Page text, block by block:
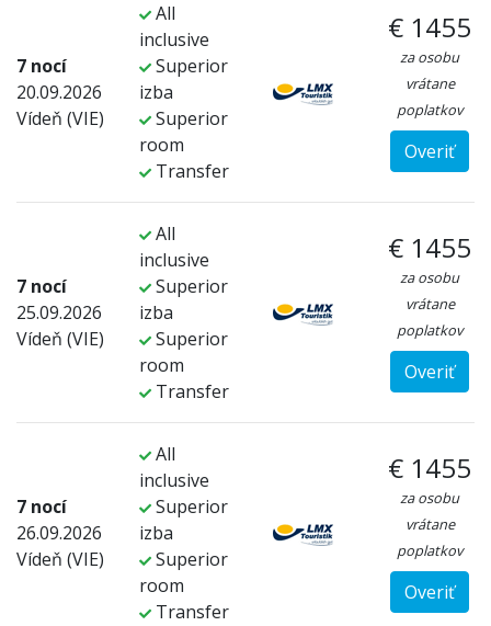
7 nocí
20.09.2026
Vídeň (VIE)
All
inclusive
Superior
izba
Superior
room
Transfer
€ 1455
za osobu
vrátane
poplatkov
Overiť
7 nocí
25.09.2026
Vídeň (VIE)
All
inclusive
Superior
izba
Superior
room
Transfer
€ 1455
za osobu
vrátane
poplatkov
Overiť
7 nocí
26.09.2026
Vídeň (VIE)
All
inclusive
Superior
izba
Superior
room
Transfer
€ 1455
za osobu
vrátane
poplatkov
Overiť